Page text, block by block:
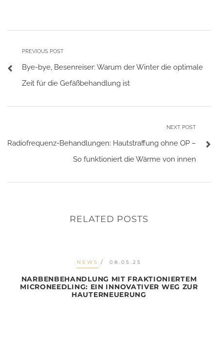
PREVIOUS POST
Bye-bye, Besenreiser: Warum der Winter die optimale
Zeit für die Gefäßbehandlung ist
NEXT POST
Radiofrequenz-Behandlungen: Hautstraffung ohne OP –
So funktioniert die Wärme von innen
RELATED POSTS
NEWS 08.05.25
NARBENBEHANDLUNG MIT FRAKTIONIERTEM
MICRONEEDLING: EIN INNOVATIVER WEG ZUR
HAUTERNEUERUNG